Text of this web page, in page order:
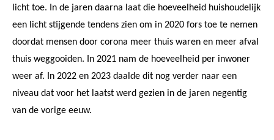
licht toe. In de jaren daarna laat die hoeveelheid huishoudelijk
een licht stijgende tendens zien om in 2020 fors toe te nemen
doordat mensen door corona meer thuis waren en meer afval
thuis weggooiden. In 2021 nam de hoeveelheid per inwoner
weer af. In 2022 en 2023 daalde dit nog verder naar een
niveau dat voor het laatst werd gezien in de jaren negentig
van de vorige eeuw.